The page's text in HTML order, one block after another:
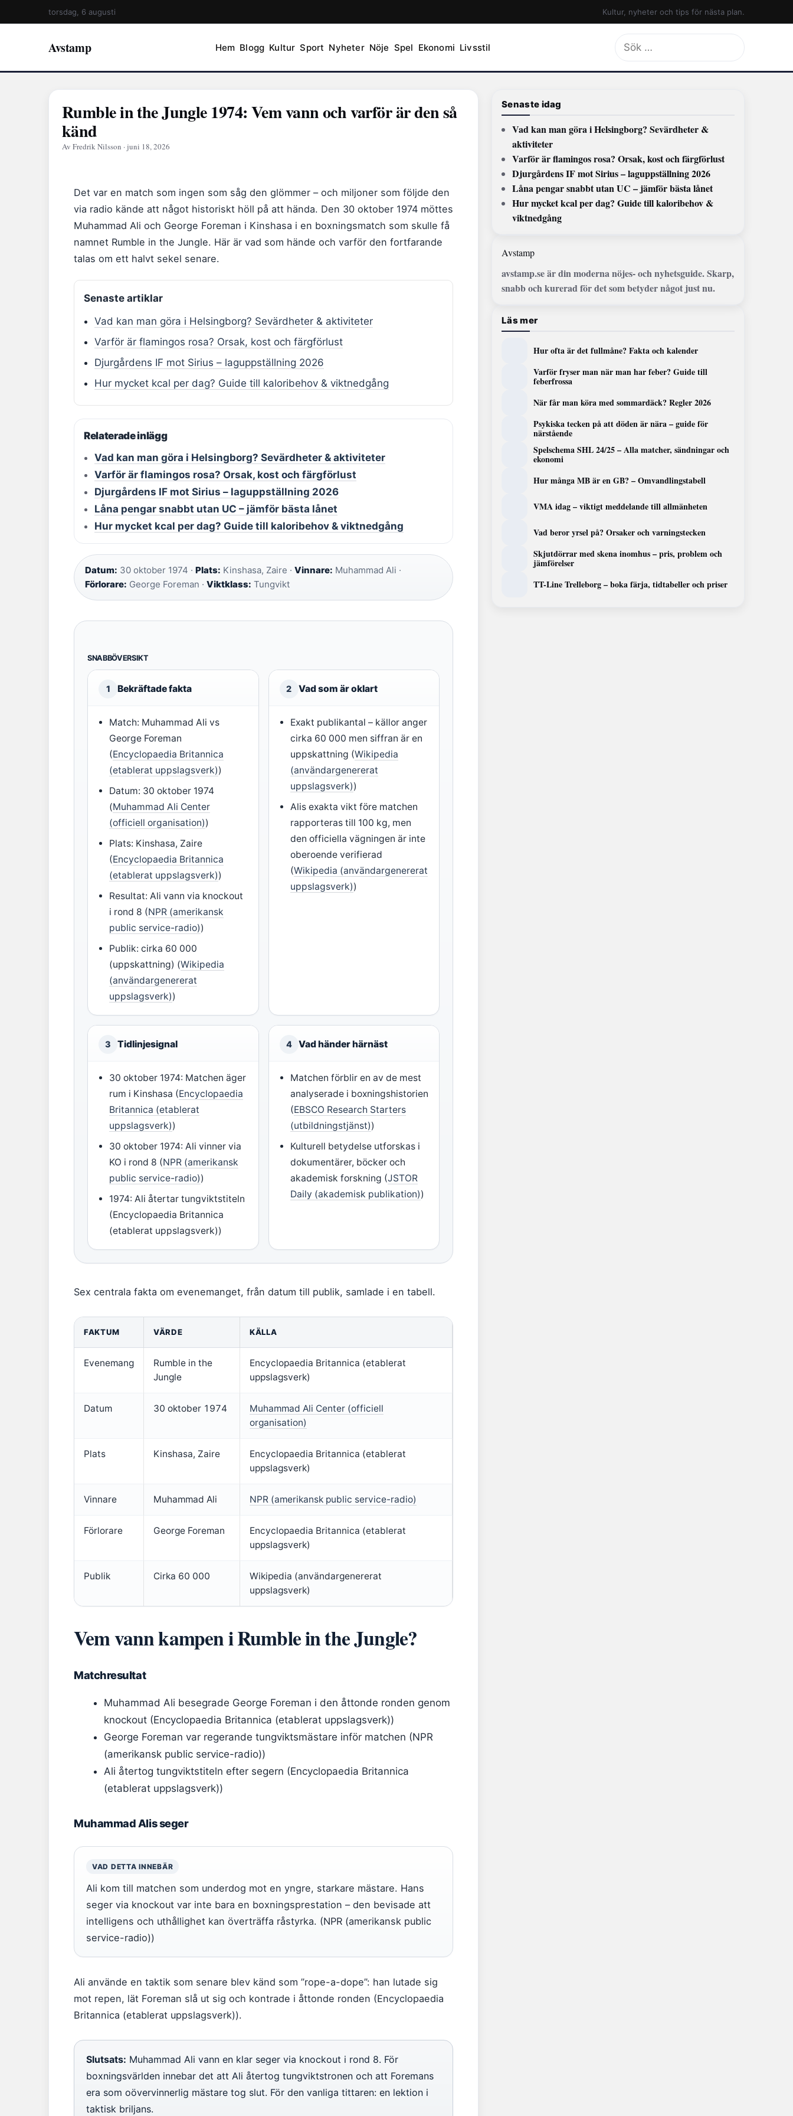
torsdag, 6 augusti Kultur, nyheter och tips för nästa plan.
Avstamp Hem Blogg Kultur Sport Nyheter Nöje Spel Ekonomi Livsstil
Sök
efter:
Rumble in the Jungle 1974: Vem vann och varför är den så
känd
Av Fredrik Nilsson · juni 18, 2026
Det var en match som ingen som såg den glömmer – och miljoner som följde den
via radio kände att något historiskt höll på att hända. Den 30 oktober 1974 möttes
Muhammad Ali och George Foreman i Kinshasa i en boxningsmatch som skulle få
namnet Rumble in the Jungle. Här är vad som hände och varför den fortfarande
talas om ett halvt sekel senare.
Senaste artiklar
Vad kan man göra i Helsingborg? Sevärdheter & aktiviteter
Varför är flamingos rosa? Orsak, kost och färgförlust
Djurgårdens IF mot Sirius – laguppställning 2026
Hur mycket kcal per dag? Guide till kaloribehov & viktnedgång
Relaterade inlägg
Vad kan man göra i Helsingborg? Sevärdheter & aktiviteter
Varför är flamingos rosa? Orsak, kost och färgförlust
Djurgårdens IF mot Sirius – laguppställning 2026
Låna pengar snabbt utan UC – jämför bästa lånet
Hur mycket kcal per dag? Guide till kaloribehov & viktnedgång
Datum: 30 oktober 1974 · Plats: Kinshasa, Zaire · Vinnare: Muhammad Ali ·
Förlorare: George Foreman · Viktklass: Tungvikt
SNABBÖVERSIKT
1 Bekräftade fakta
Match: Muhammad Ali vs
George Foreman
(Encyclopaedia Britannica
(etablerat uppslagsverk))
Datum: 30 oktober 1974
(Muhammad Ali Center
(officiell organisation))
Plats: Kinshasa, Zaire
(Encyclopaedia Britannica
(etablerat uppslagsverk))
Resultat: Ali vann via knockout
i rond 8 (NPR (amerikansk
public service-radio))
Publik: cirka 60 000
(uppskattning) (Wikipedia
(användargenererat
uppslagsverk))
2 Vad som är oklart
Exakt publikantal – källor anger
cirka 60 000 men siffran är en
uppskattning (Wikipedia
(användargenererat
uppslagsverk))
Alis exakta vikt före matchen
rapporteras till 100 kg, men
den officiella vägningen är inte
oberoende verifierad
(Wikipedia (användargenererat
uppslagsverk))
3 Tidlinjesignal
30 oktober 1974: Matchen äger
rum i Kinshasa (Encyclopaedia
Britannica (etablerat
uppslagsverk))
30 oktober 1974: Ali vinner via
KO i rond 8 (NPR (amerikansk
public service-radio))
1974: Ali återtar tungviktstiteln
(Encyclopaedia Britannica
(etablerat uppslagsverk))
4 Vad händer härnäst
Matchen förblir en av de mest
analyserade i boxningshistorien
(EBSCO Research Starters
(utbildningstjänst))
Kulturell betydelse utforskas i
dokumentärer, böcker och
akademisk forskning (JSTOR
Daily (akademisk publikation))
Sex centrala fakta om evenemanget, från datum till publik, samlade i en tabell.
FAKTUM VÄRDE KÄLLA
Evenemang
Rumble in the
Jungle
Encyclopaedia Britannica (etablerat
uppslagsverk)
Datum 30 oktober 1974
Muhammad Ali Center (officiell
organisation)
Plats Kinshasa, Zaire
Encyclopaedia Britannica (etablerat
uppslagsverk)
Vinnare Muhammad Ali NPR (amerikansk public service-radio)
Förlorare George Foreman
Encyclopaedia Britannica (etablerat
uppslagsverk)
Publik Cirka 60 000
Wikipedia (användargenererat
uppslagsverk)
Vem vann kampen i Rumble in the Jungle?
Matchresultat
Muhammad Ali besegrade George Foreman i den åttonde ronden genom
knockout (Encyclopaedia Britannica (etablerat uppslagsverk))
George Foreman var regerande tungviktsmästare inför matchen (NPR
(amerikansk public service-radio))
Ali återtog tungviktstiteln efter segern (Encyclopaedia Britannica
(etablerat uppslagsverk))
Muhammad Alis seger
VAD DETTA INNEBÄR
Ali kom till matchen som underdog mot en yngre, starkare mästare. Hans
seger via knockout var inte bara en boxningsprestation – den bevisade att
intelligens och uthållighet kan överträffa råstyrka. (NPR (amerikansk public
service-radio))
Ali använde en taktik som senare blev känd som ”rope-a-dope”: han lutade sig
mot repen, lät Foreman slå ut sig och kontrade i åttonde ronden (Encyclopaedia
Britannica (etablerat uppslagsverk)).
Slutsats: Muhammad Ali vann en klar seger via knockout i rond 8. För
boxningsvärlden innebar det att Ali återtog tungviktstronen och att Foremans
era som oövervinnerlig mästare tog slut. För den vanliga tittaren: en lektion i
taktisk briljans.
Senaste idag
Vad kan man göra i Helsingborg? Sevärdheter &
aktiviteter
Varför är flamingos rosa? Orsak, kost och färgförlust
Djurgårdens IF mot Sirius – laguppställning 2026
Låna pengar snabbt utan UC – jämför bästa lånet
Hur mycket kcal per dag? Guide till kaloribehov &
viktnedgång
Avstamp
avstamp.se är din moderna nöjes- och nyhetsguide. Skarp,
snabb och kurerad för det som betyder något just nu.
Läs mer
Hur ofta är det fullmåne? Fakta och kalender
Varför fryser man när man har feber? Guide till
feberfrossa
När får man köra med sommardäck? Regler 2026
Psykiska tecken på att döden är nära – guide för
närstående
Spelschema SHL 24/25 – Alla matcher, sändningar och
ekonomi
Hur många MB är en GB? – Omvandlingstabell
VMA idag – viktigt meddelande till allmänheten
Vad beror yrsel på? Orsaker och varningstecken
Skjutdörrar med skena inomhus – pris, problem och
jämförelser
TT-Line Trelleborg – boka färja, tidtabeller och priser